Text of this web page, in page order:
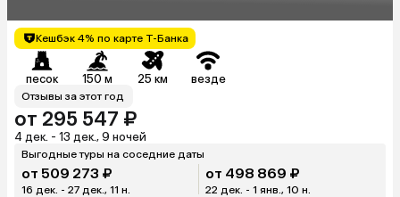
Кешбэк 4% по карте Т-Банка
песок 150 м 25 км везде
Отзывы за этот год
от 295 547 ₽
4 дек. - 13 дек., 9 ночей
Выгодные туры на соседние даты
от 509 273 ₽
16 дек. - 27 дек., 11 н.
от 498 869 ₽
22 дек. - 1 янв., 10 н.